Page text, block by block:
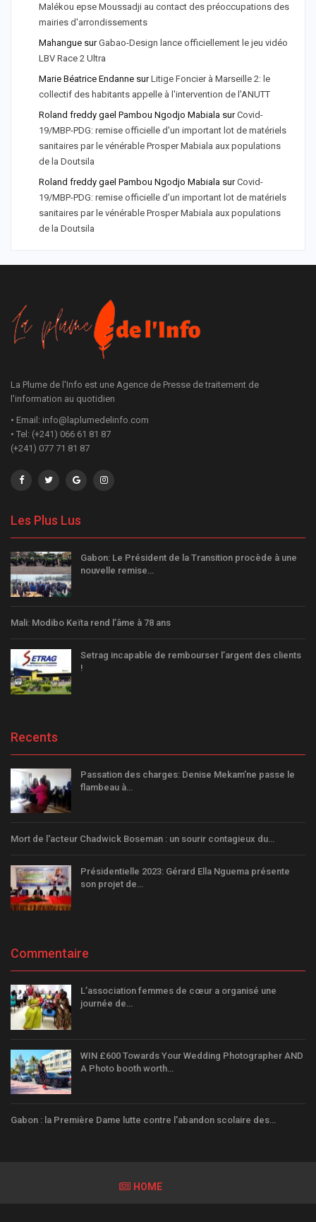
Malékou epse Moussadji au contact des préoccupations des
mairies d'arrondissements
Mahangue surGabao-Design lance officiellement le jeu vidéo
LBV Race 2 Ultra
Marie Béatrice Endanne surLitige Foncier à Marseille 2: le
collectif des habitants appelle à l'intervention de l'ANUTT
Roland freddy gael Pambou Ngodjo Mabiala surCovid-
19/MBP-PDG: remise officielle d'un important lot de matériels
sanitaires par le vénérable Prosper Mabiala aux populations
de la Doutsila
Roland freddy gael Pambou Ngodjo Mabiala surCovid-
19/MBP-PDG: remise officielle d’un important lot de matériels
sanitaires par le vénérable Prosper Mabiala aux populations
de la Doutsila
La Plume de l'Info est une Agence de Presse de traitement de
l'information au quotidien
• Email: info@laplumedelinfo.com
• Tel: (+241) 066 61 81 87
(+241) 077 71 81 87
Les Plus Lus
Gabon: Le Président de la Transition procède à une
nouvelle remise…
Mali: Modibo Keïta rend l’âme à 78 ans
Setrag incapable de rembourser l’argent des clients
!
Recents
Passation des charges: Denise Mekam’ne passe le
flambeau à…
Mort de l'acteur Chadwick Boseman : un sourir contagieux du…
Présidentielle 2023: Gérard Ella Nguema présente
son projet de…
Commentaire
L’association femmes de cœur a organisé une
journée de…
WIN £600 Towards Your Wedding Photographer AND
A Photo booth worth…
Gabon : la Première Dame lutte contre l'abandon scolaire des…
HOME